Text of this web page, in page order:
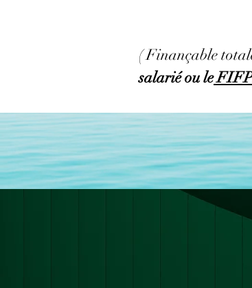
( Finançable
salarié ou le
"Je viens d’achever